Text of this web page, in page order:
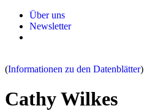
Über uns
Newsletter
(Informationen zu den Datenblätter)
Cathy Wilkes